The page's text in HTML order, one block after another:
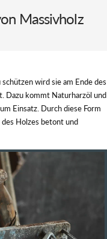
Massivholz
schützen wird sie am Ende des
Dazu kommt Naturharzöl und
Einsatz. Durch diese Form
Holzes betont und